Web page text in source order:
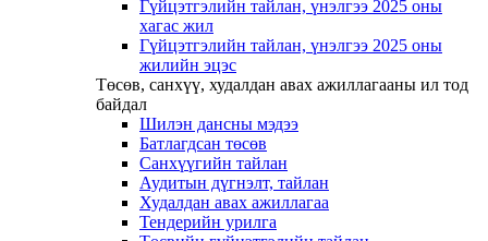
Гүйцэтгэлийн тайлан, үнэлгээ 2025 оны
хагас жил
Гүйцэтгэлийн тайлан, үнэлгээ 2025 оны
жилийн эцэс
Төсөв, санхүү, худалдан авах ажиллагааны ил тод
байдал
Шилэн дансны мэдээ
Батлагдсан төсөв
Санхүүгийн тайлан
Аудитын дүгнэлт, тайлан
Худалдан авах ажиллагаа
Тендерийн урилга